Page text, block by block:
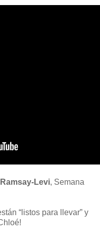
Levi, Semana
“listos para llevar” y